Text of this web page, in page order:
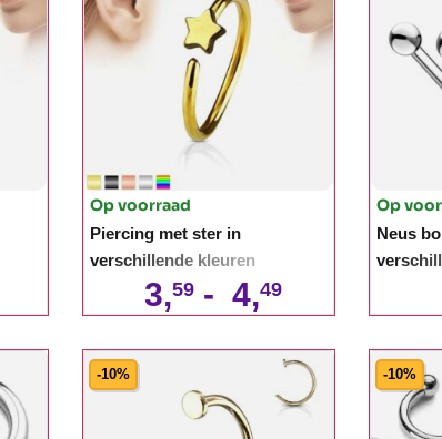
Op voorraad
Piercing met ster in
verschillende kleuren
3,59 - 4,49
Op
Neus
-10% -10%